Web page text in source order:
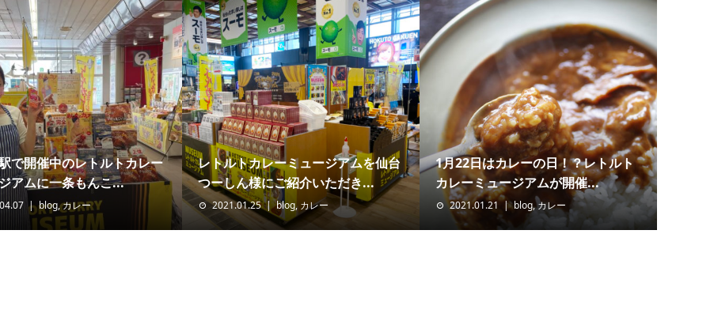
で開催中のレトルトカレー
アムに一条もんこ...
blog,カレー
レトルトカレーミュージアムを仙台
つーしん様にご紹介いただき...
2021.01.25 blog, カレー
1月22日はカレーの日！？レトルト
カレーミュージアムが開催...
2021.01.21 blog,カレー